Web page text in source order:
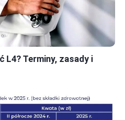
L4? Terminy, zasady i